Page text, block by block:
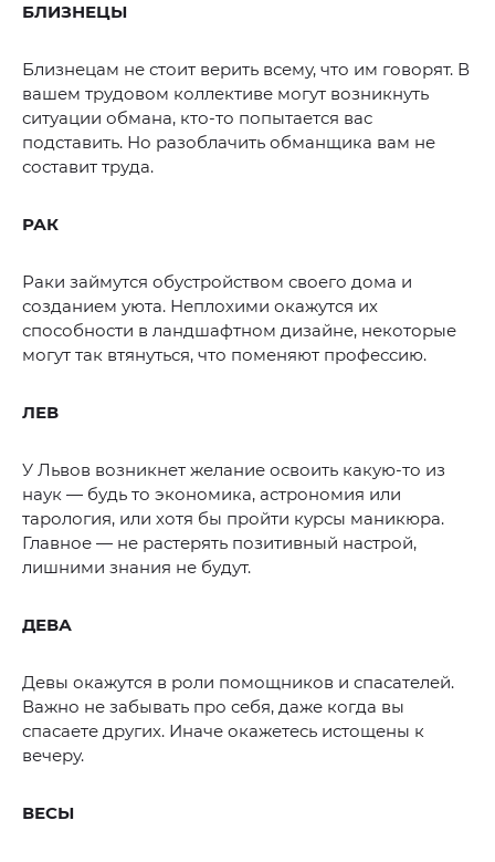
БЛИЗНЕЦЫ
Близнецам не стоит верить всему, что им говорят. В
вашем трудовом коллективе могут возникнуть
ситуации обмана, кто-то попытается вас
подставить. Но разоблачить обманщика вам не
составит труда.
РАК
Раки займутся обустройством своего дома и
созданием уюта. Неплохими окажутся их
способности в ландшафтном дизайне, некоторые
могут так втянуться, что поменяют профессию.
ЛЕВ
У Львов возникнет желание освоить какую-то из
наук — будь то экономика, астрономия или
тарология, или хотя бы пройти курсы маникюра.
Главное — не растерять позитивный настрой,
лишними знания не будут.
ДЕВА
Девы окажутся в роли помощников и спасателей.
Важно не забывать про себя, даже когда вы
спасаете других. Иначе окажетесь истощены к
вечеру.
ВЕСЫ